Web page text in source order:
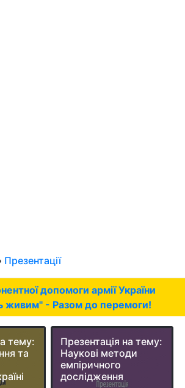
Презентації
допомоги армії України
живим" - Разом до перемоги!
тему:
та
Презентація на тему:
Наукові методи
емпіричного
дослідження